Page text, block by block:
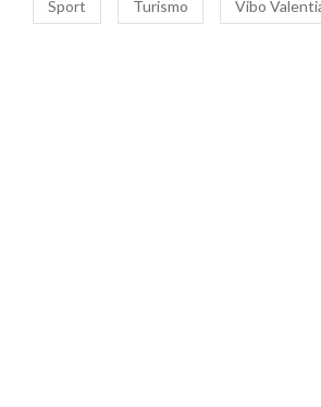
Sport Turismo Vibo